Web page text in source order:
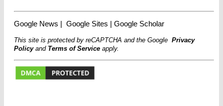
Google News | Google Sites | Google Scholar
This site is protected by reCAPTCHA and the Google Privacy
PolicyandTerms of Service apply.